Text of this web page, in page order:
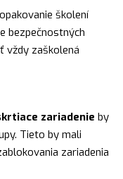
školení
bezpečnostných
vždy zaškolená
zariadenie by
Tieto by mali
zariadenia